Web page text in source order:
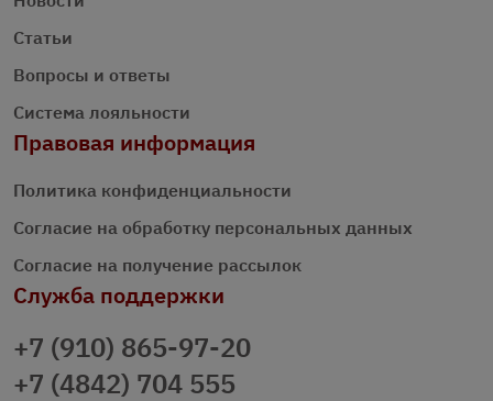
Статьи
Вопросы и ответы
Система лояльности
Правовая информация
Политика конфиденциальности
Согласие на обработку персональных данных
Согласие на получение рассылок
Служба поддержки
+7 (910) 865-97-20
+7 (4842) 704 555